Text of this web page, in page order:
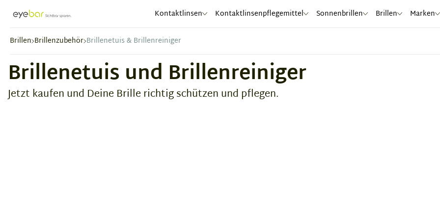
Abele Optic Kontaktlinsen Kontaktlinsenpflegemittel Sonnenbrillen Brillen Marken
Brillen Brillenzubehör Brillenetuis & Brillenreiniger
Brillenetuis und Brillenreiniger
Jetzt kaufen und Deine Brille richtig schützen und pflegen.